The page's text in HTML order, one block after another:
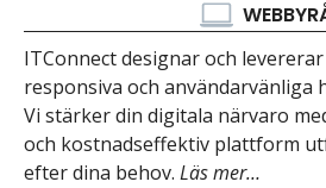
ITConnect designar och
responsiva och användarvänliga
Vi stärker din digitala närvaro
och kostnadseffektiv plattform
efter dina behov. Läs mer…